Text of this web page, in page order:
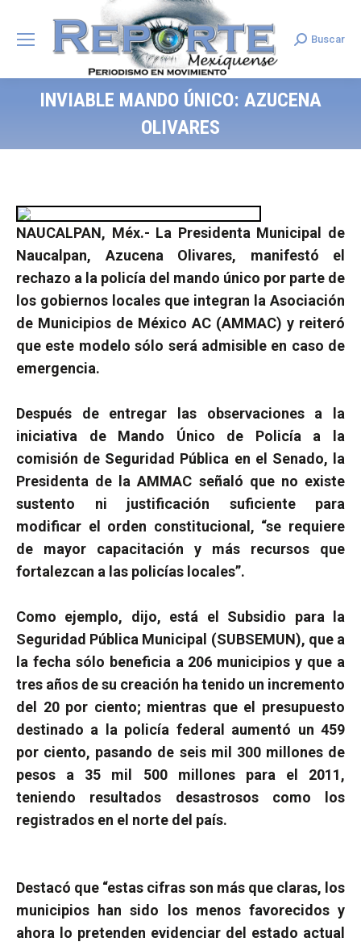
Search:
Buscar
INVIABLE MANDO ÚNICO: AZUCENA
OLIVARES
NAUCALPAN, Méx.- La Presidenta Municipal de
Naucalpan, Azucena Olivares, manifestó el
rechazo a la policía del mando único por parte de
los gobiernos locales que integran la Asociación
de Municipios de México AC (AMMAC) y reiteró
que este modelo sólo será admisible en caso de
emergencia.
Después de entregar las observaciones a la
iniciativa de Mando Único de Policía a la
comisión de Seguridad Pública en el Senado, la
Presidenta de la AMMAC señaló que no existe
sustento ni justificación suficiente para
modificar el orden constitucional, “se requiere
de mayor capacitación y más recursos que
fortalezcan a las policías locales”.
Como ejemplo, dijo, está el Subsidio para la
Seguridad Pública Municipal (SUBSEMUN), que a
la fecha sólo beneficia a 206 municipios y que a
tres años de su creación ha tenido un incremento
del 20 por ciento; mientras que el presupuesto
destinado a la policía federal aumentó un 459
por ciento, pasando de seis mil 300 millones de
pesos a 35 mil 500 millones para el 2011,
teniendo resultados desastrosos como los
registrados en el norte del país.
Destacó que “estas cifras son más que claras, los
municipios han sido los menos favorecidos y
ahora lo pretenden evidenciar del estado actual